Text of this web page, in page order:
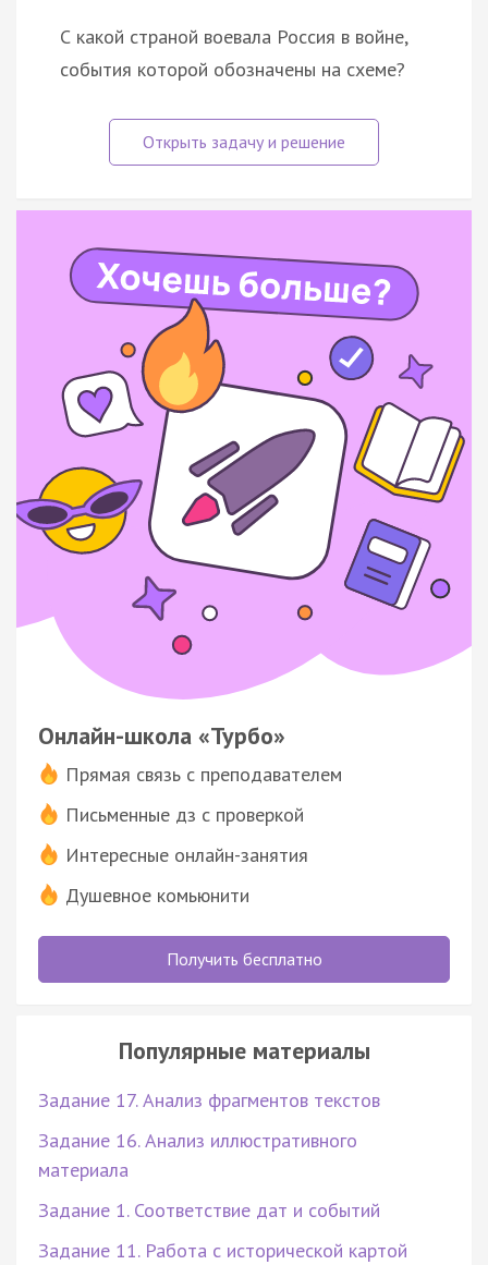
С какой страной воевала Россия в войне,
события которой обозначены на схеме?
Онлайн-школа «Турбо»
Прямая связь с преподавателем
Письменные дз с проверкой
Интересные онлайн-занятия
Душевное комьюнити
Получить бесплатно
Популярные материалы
Задание 17. Анализ фрагментов текстов
Задание 16. Анализ иллюстративного
материала
Задание 1. Соответствие дат и событий
Задание 11. Работа с исторической картой